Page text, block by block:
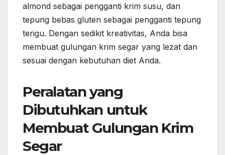
almond sebagai pengganti krim susu, dan
tepung bebas gluten sebagai pengganti tepung
terigu. Dengan sedikit kreativitas, Anda bisa
membuat gulungan krim segar yang lezat dan
sesuai dengan kebutuhan diet Anda.
Peralatan yang
Dibutuhkan untuk
Membuat Gulungan Krim
Segar